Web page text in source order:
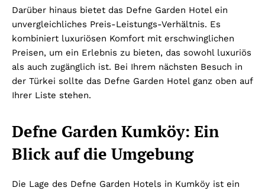
Darüber hinaus bietet das Defne Garden Hotel ein
unvergleichliches Preis-Leistungs-Verhältnis. Es
kombiniert luxuriösen Komfort mit erschwinglichen
Preisen, um ein Erlebnis zu bieten, das sowohl luxuriös
als auch zugänglich ist. Bei Ihrem nächsten Besuch in
der Türkei sollte das Defne Garden Hotel ganz oben auf
Ihrer Liste stehen.
Defne Garden Kumköy: Ein
Blick auf die Umgebung
Die Lage des Defne Garden Hotels in Kumköy ist ein